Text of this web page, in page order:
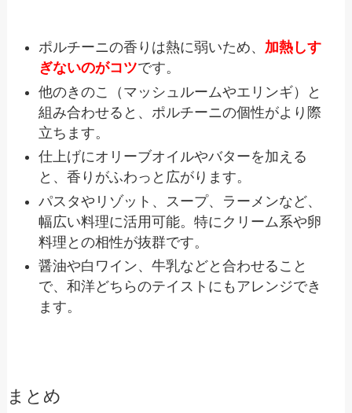
ポルチーニの香りは熱に弱いため、 加熱しす
ぎないのがコツです。
他のきのこ（マッシュルームやエリンギ）と
組み合わせると、ポルチーニの個性がより際
立ちます。
仕上げにオリーブオイルやバターを加える
と、香りがふわっと広がります。
パスタやリゾット、スープ、ラーメンなど、
幅広い料理に活用可能。特にクリーム系や卵
料理との相性が抜群です。
醤油や白ワイン、牛乳などと合わせること
で、和洋どちらのテイストにもアレンジでき
ます。
まとめ